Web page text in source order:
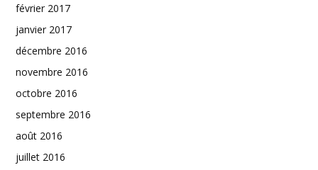
février 2017
janvier 2017
décembre 2016
novembre 2016
octobre 2016
septembre 2016
août 2016
juillet 2016